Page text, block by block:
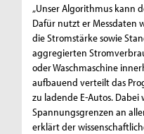
„Unser Algorithmus kann
Dafür nutzt er Messdaten
die Stromstärke sowie
aggregierten
oder Waschmaschine
aufbauend verteilt das
zu ladende E-Autos.
Spannungsgrenzen an
erklärt der